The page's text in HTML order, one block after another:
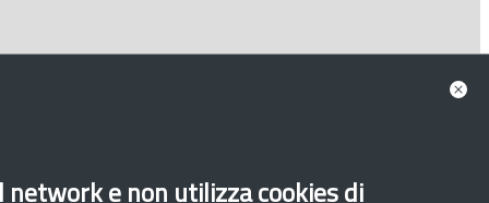
e non utilizza cookies di